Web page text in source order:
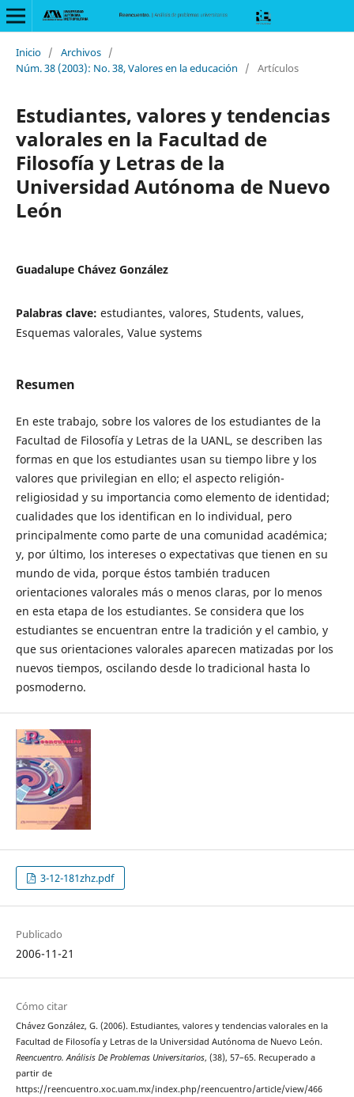
Inicio / Archivos /
Núm. 38 (2003): No. 38, Valores en la educación
/ Artículos
Estudiantes, valores y tendencias
valorales en la Facultad de
Filosofía y Letras de la
Universidad Autónoma de Nuevo
León
Guadalupe Chávez González
Palabras clave: estudiantes, valores, Students, values,
Esquemas valorales, Value systems
Resumen
En este trabajo, sobre los valores de los estudiantes de la
Facultad de Filosofía y Letras de la UANL, se describen las
formas en que los estudiantes usan su tiempo libre y los
valores que privilegian en ello; el aspecto religión-
religiosidad y su importancia como elemento de identidad;
cualidades que los identifican en lo individual, pero
principalmente como parte de una comunidad académica;
y, por último, los intereses o expectativas que tienen en su
mundo de vida, porque éstos también traducen
orientaciones valorales más o menos claras, por lo menos
en esta etapa de los estudiantes. Se considera que los
estudiantes se encuentran entre la tradición y el cambio, y
que sus orientaciones valorales aparecen matizadas por los
nuevos tiempos, oscilando desde lo tradicional hasta lo
posmoderno.
3-12-181zhz.pdf
Publicado
2006-11-21
Cómo citar
Chávez González, G. (2006). Estudiantes, valores y tendencias valorales en la
Facultad de Filosofía y Letras de la Universidad Autónoma de Nuevo León.
Reencuentro. Análisis De Problemas Universitarios, (38), 57–65. Recuperado a
partir de
https://reencuentro.xoc.uam.mx/index.php/reencuentro/article/view/466